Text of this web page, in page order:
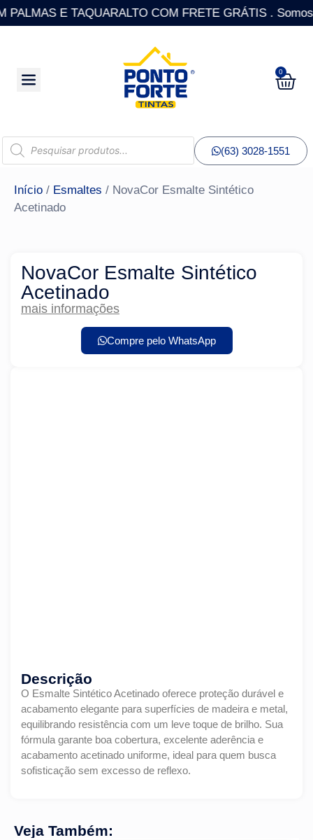
PALMAS E TAQUARALTO COM FRETE GRÁTIS .
0
(63) 3028-1551
Início / Esmaltes / NovaCor Esmalte Sintético
Acetinado
Descrição
O Esmalte Sintético Acetinado oferece proteção durável e
acabamento elegante para superfícies de madeira e metal,
equilibrando resistência com um leve toque de brilho. Sua
fórmula garante boa cobertura, excelente aderência e
acabamento acetinado uniforme, ideal para quem busca
sofisticação sem excesso de reflexo.
NovaCor Esmalte Sintético
Acetinado
mais informações
Compre pelo WhatsApp
Veja Também: